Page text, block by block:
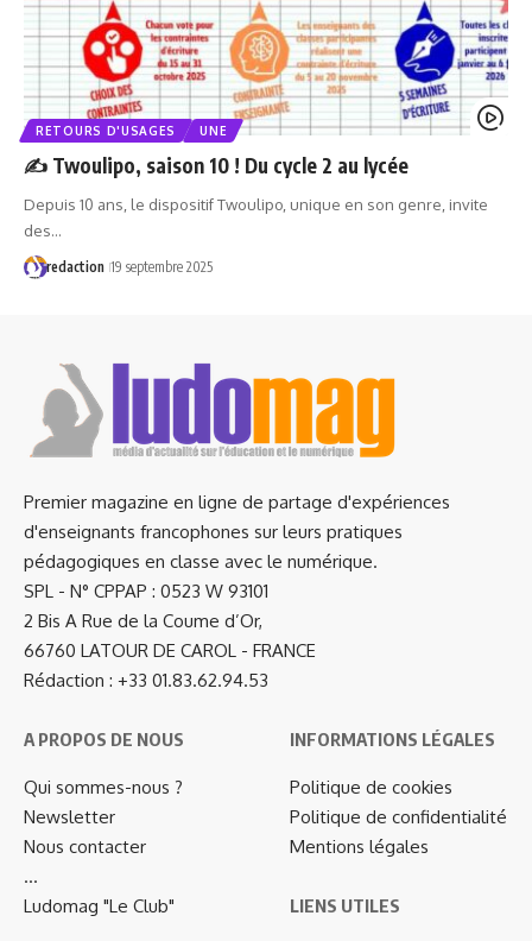
RETOURS D'USAGES UNE
✍️ Twoulipo, saison 10 ! Du cycle 2 au lycée
Depuis 10 ans, le dispositif Twoulipo, unique en son genre, invite
des…
redaction 19 septembre 2025
Premier magazine en ligne de partage d'expériences
d'enseignants francophones sur leurs pratiques
pédagogiques en classe avec le numérique.
SPL - N° CPPAP : 0523 W 93101
2 Bis A Rue de la Coume d’Or,
66760 LATOUR DE CAROL - FRANCE
Rédaction : +33 01.83.62.94.53
A PROPOS DE NOUS
Qui sommes-nous ?
Newsletter
Nous contacter
…
Ludomag "Le Club"
INFORMATIONS LÉGALES
Politique de cookies
Politique de confidentialité
Mentions légales
LIENS UTILES